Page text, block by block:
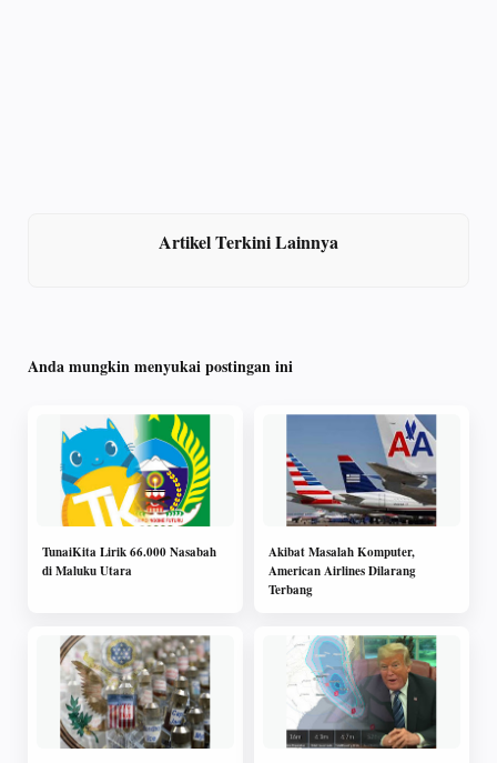
Artikel Terkini Lainnya
Anda mungkin menyukai postingan ini
TunaiKita Lirik 66.000 Nasabah
di Maluku Utara
Akibat Masalah Komputer,
American Airlines Dilarang
Terbang